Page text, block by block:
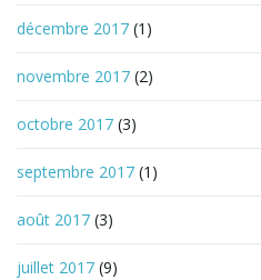
décembre 2017 (1)
novembre 2017 (2)
octobre 2017 (3)
septembre 2017 (1)
août 2017 (3)
juillet 2017 (9)